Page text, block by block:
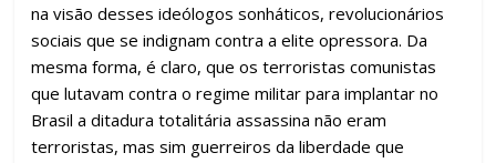
na visão desses ideólogos sonháticos, revolucionários
sociais que se indignam contra a elite opressora. Da
mesma forma, é claro, que os terroristas comunistas
que lutavam contra o regime militar para implantar no
Brasil a ditadura totalitária assassina não eram
terroristas, mas sim guerreiros da liberdade que